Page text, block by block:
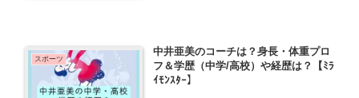
スポーツ
中井亜美のコーチは？身長・体重プロ
フ＆学歴（中学/高校）や経歴は？【ﾐﾗ
ｲﾓﾝｽﾀｰ】